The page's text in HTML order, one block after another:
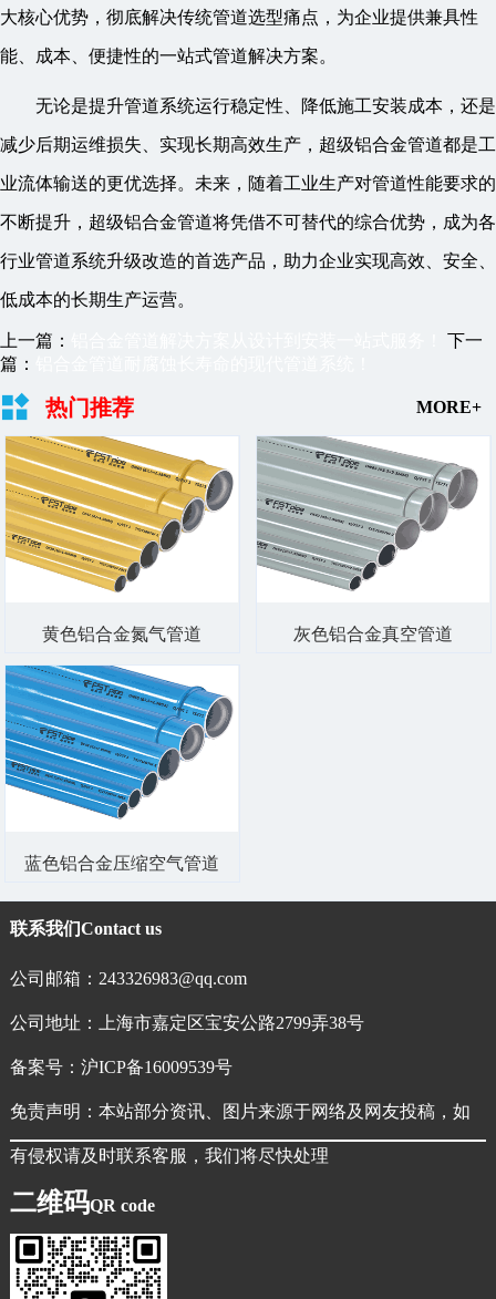
大核心优势，彻底解决传统管道选型痛点，为企业提供兼具性
能、成本、便捷性的一站式管道解决方案。
无论是提升管道系统运行稳定性、降低施工安装成本，还是
减少后期运维损失、实现长期高效生产，超级铝合金管道都是工
业流体输送的更优选择。未来，随着工业生产对管道性能要求的
不断提升，超级铝合金管道将凭借不可替代的综合优势，成为各
行业管道系统升级改造的首选产品，助力企业实现高效、安全、
低成本的长期生产运营。
上一篇：
下一
篇：
热门推荐 MORE+
黄色铝合金氮气管道 灰色铝合金真空管道
蓝色铝合金压缩空气管道
联系我们Contact us
公司邮箱：243326983@qq.com
公司地址：上海市嘉定区宝安公路2799弄38号
备案号： 沪ICP备16009539号
免责声明：本站部分资讯、图片来源于网络及网友投稿，如
有侵权请及时联系客服，我们将尽快处理
二维码QR code